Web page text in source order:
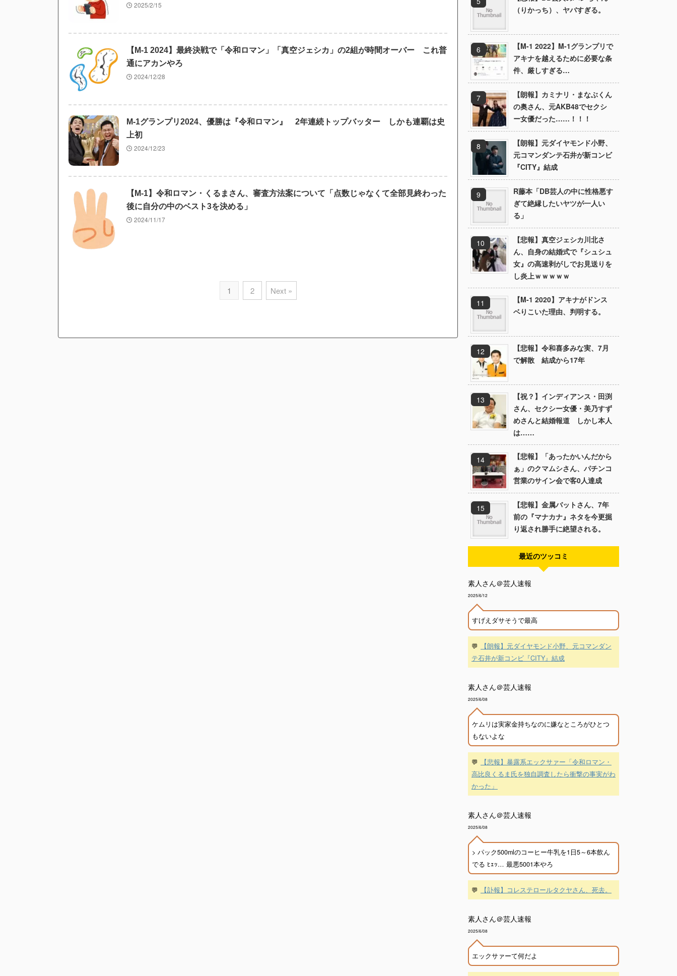
2025/2/15
【M-1 2024】最終決戦で「令和ロマン」「真空ジェシカ」の2組が時間オーバー これ普
通にアカンやろ
2024/12/28
M-1グランプリ2024、優勝は『令和ロマン』 2年連続トップバッター しかも連覇は史
上初
2024/12/23
【M-1】令和ロマン・くるまさん、審査方法案について「点数じゃなくて全部見終わった
後に自分の中のベスト3を決める」
2024/11/17
1 2 Next »
（りかっち）、ヤバすぎる。
【M-1 2022】M-1グランプリで
アキナを越えるために必要な条
件、厳しすぎる…
【朗報】カミナリ・まなぶくん
の奥さん、元AKB48でセクシ
ー女優だった……！！！
【朗報】元ダイヤモンド小野、
元コマンダンテ石井が新コンビ
『CITY』結成
R藤本「DB芸人の中に性格悪す
ぎて絶縁したいヤツが一人い
る」
【悲報】真空ジェシカ川北さ
ん、自身の結婚式で『シュシュ
女』の高速剥がしでお見送りを
し炎上ｗｗｗｗｗ
【M-1 2020】アキナがドンス
ベりこいた理由、判明する。
【悲報】令和喜多みな実、7月
で解散 結成から17年
【祝？】インディアンス・田渕
さん、セクシー女優・美乃すず
めさんと結婚報道 しかし本人
は……
【悲報】「あったかいんだから
ぁ」のクマムシさん、パチンコ
営業のサイン会で客0人達成
【悲報】金属バットさん、7年
前の『マナカナ』ネタを今更掘
り返され勝手に絶望される。
最近のツッコミ
素人さん＠芸人速報
2025/6/12
すげえダサそうで最高
💬
【朗報】元ダイヤモンド小野、元コマンダン
テ石井が新コンビ『CITY』結成
素人さん＠芸人速報
2025/6/08
ケムリは実家金持ちなのに嫌なところがひとつ
もないよな
💬
【悲報】暴露系エックサァー「令和ロマン・
高比良くるま氏を独自調査したら衝撃の事実がわ
かった」
素人さん＠芸人速報
2025/6/08
> パック500mlのコーヒー牛乳を1日5～6本飲ん
でる ﾋｪｯ… 最悪5001本やろ
💬 【訃報】コレステロールタクヤさん、死去。
素人さん＠芸人速報
2025/6/08
エックサァーて何だよ